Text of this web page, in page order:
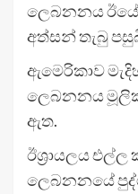
ලෙබනනය ඊයේ
අත්සන් තැබු
ඇමෙරිකාව
ලෙබනනය
ඇත.
ඊශ්‍රායලය
ලෙබනනයේ